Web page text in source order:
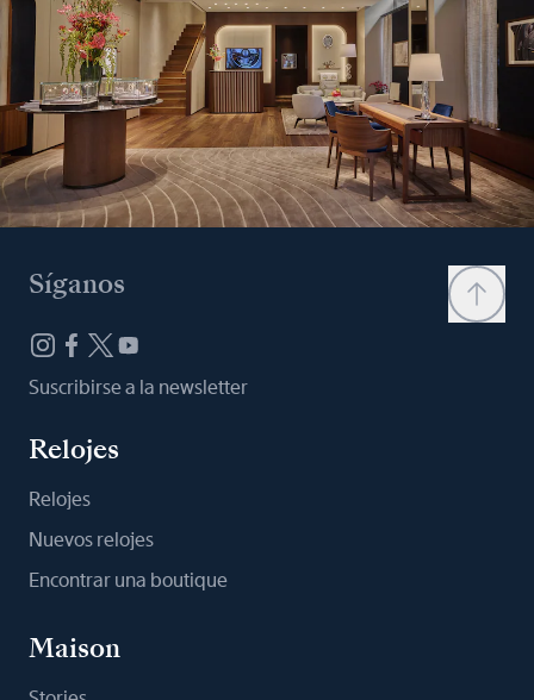
Síganos
Suscribirse a la newsletter
Relojes
Relojes
Nuevos relojes
Encontrar una boutique
Maison